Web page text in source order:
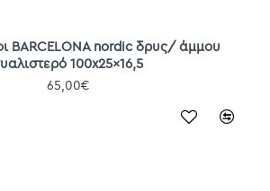
BARCELONA nordic δρυς/ άμμου
100x25x16,5
65,00€